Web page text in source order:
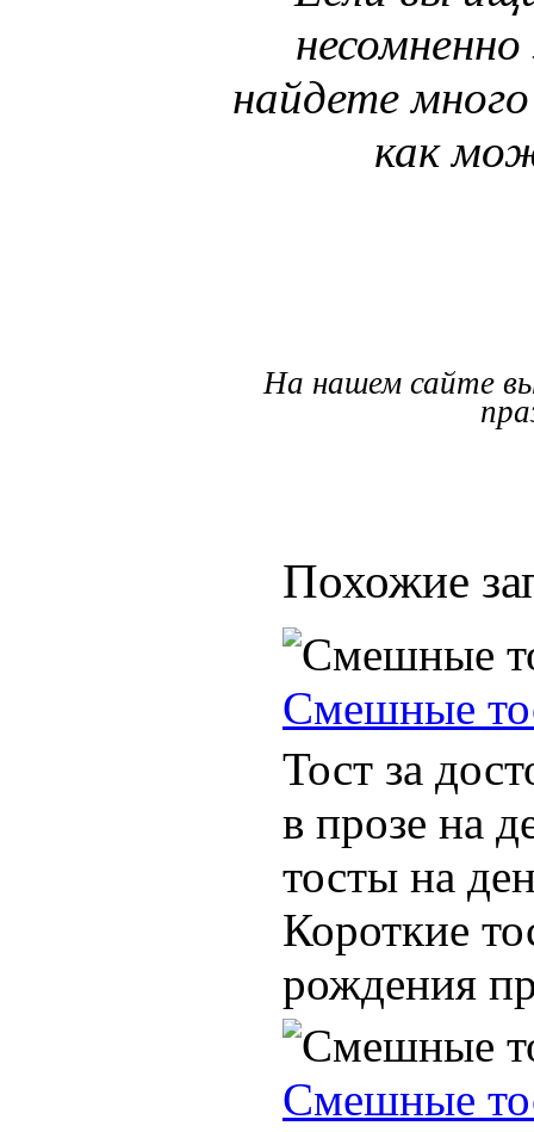
найдете
как
На нашем сайте
Похожие
Смешные
Тост за
в прозе на
тосты на
Короткие
рождения
Смешные